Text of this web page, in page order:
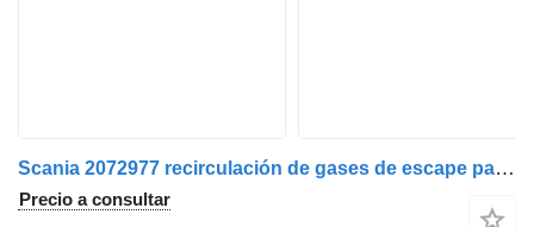
Scania 2072977 recirculación de gases de escape para Scania R EGR cabeza tractora
Precio a consultar